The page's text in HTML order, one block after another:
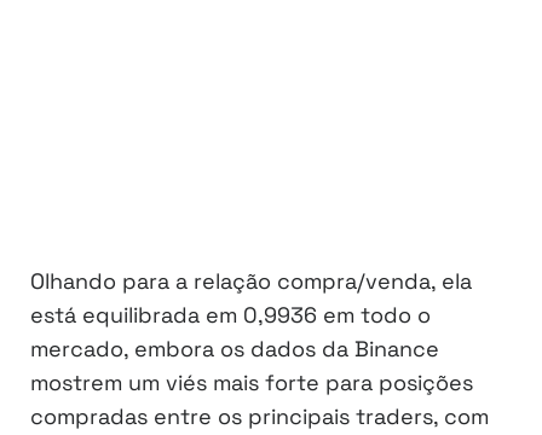
Olhando para a relação compra/venda, ela
está equilibrada em 0,9936 em todo o
mercado, embora os dados da Binance
mostrem um viés mais forte para posições
compradas entre os principais traders, com